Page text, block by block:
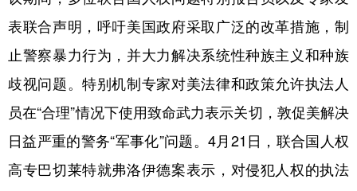
表联合声明，呼吁美国政府采取广泛的改革措施，制
止警察暴力行为，并大力解决系统性种族主义和种族
歧视问题。特别机制专家对美法律和政策允许执法人
员在“合理”情况下使用致命武力表示关切，敦促美解决
日益严重的警务“军事化”问题。4月21日，联合国人权
高专巴切莱特就弗洛伊德案表示，对侵犯人权的执法